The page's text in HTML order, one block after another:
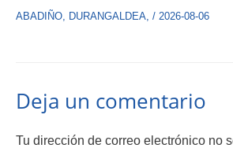
ABADIÑO, DURANGALDEA, / 2026-08-06
Deja un comentario
Tu dirección de correo electrónico no